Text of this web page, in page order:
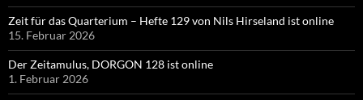
Zeit für das Quarterium – Hefte 129 von Nils Hirseland ist online
15. Februar 2026
Der Zeitamulus, DORGON 128 ist online
1. Februar 2026